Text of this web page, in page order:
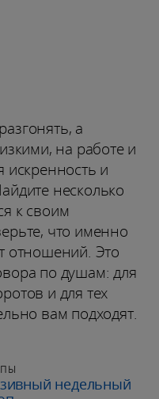
а
на работе и
искренность и
несколько
к своим
что именно
отношений. Это
по душам: для
и для тех
вам подходят.
недельный